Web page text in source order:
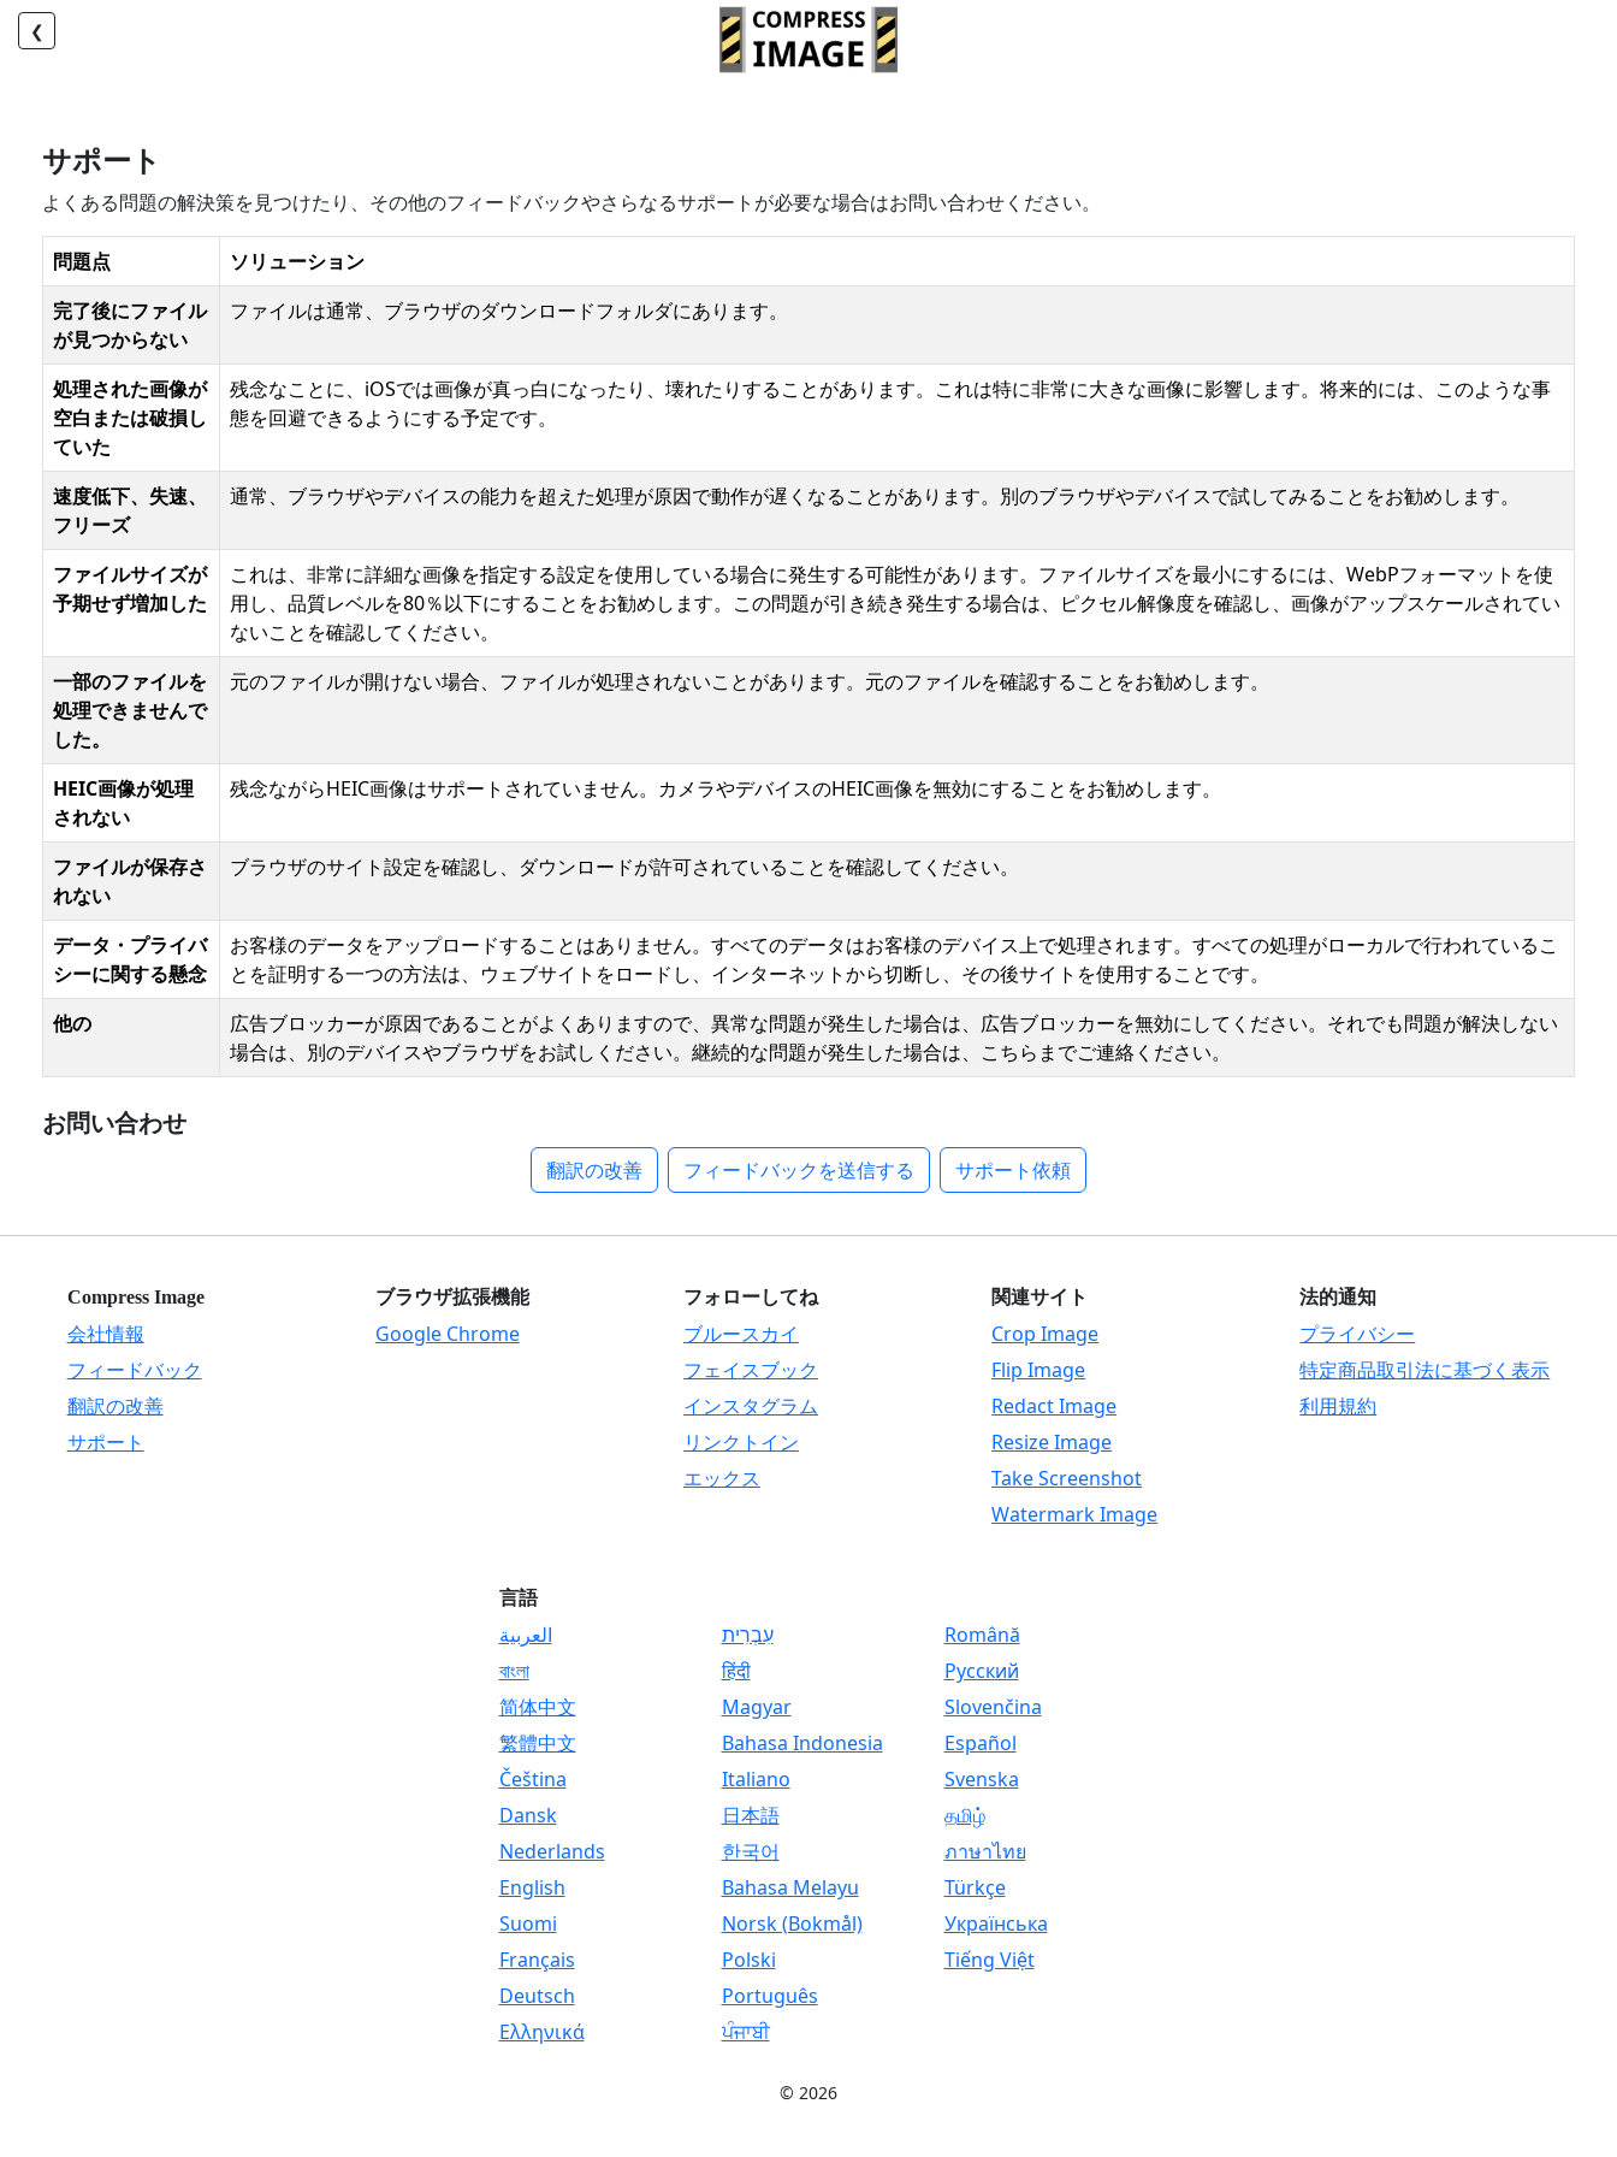
❮
サポート
よくある問題の解決策を見つけたり、その他のフィードバックやさらなるサポートが必要な場合はお問い合わせください。
問題点
ソリューション
完了後にファイル
が見つからない
ファイルは通常、ブラウザのダウンロードフォルダにあります。
処理された画像が
空白または破損し
ていた
残念なことに、iOSでは画像が真っ白になったり、壊れたりすることがあります。これは特に非常に大きな画像に影響します。将来的には、このような事
態を回避できるようにする予定です。
速度低下、失速、
フリーズ
通常、ブラウザやデバイスの能力を超えた処理が原因で動作が遅くなることがあります。別のブラウザやデバイスで試してみることをお勧めします。
ファイルサイズが
予期せず増加した
これは、非常に詳細な画像を指定する設定を使用している場合に発生する可能性があります。ファイルサイズを最小にするには、WebPフォーマットを使
用し、品質レベルを80％以下にすることをお勧めします。この問題が引き続き発生する場合は、ピクセル解像度を確認し、画像がアップスケールされてい
ないことを確認してください。
一部のファイルを
処理できませんで
した。
元のファイルが開けない場合、ファイルが処理されないことがあります。元のファイルを確認することをお勧めします。
HEIC画像が処理
されない
残念ながらHEIC画像はサポートされていません。カメラやデバイスのHEIC画像を無効にすることをお勧めします。
ファイルが保存さ
れない
ブラウザのサイト設定を確認し、ダウンロードが許可されていることを確認してください。
データ・プライバ
シーに関する懸念
お客様のデータをアップロードすることはありません。すべてのデータはお客様のデバイス上で処理されます。すべての処理がローカルで行われているこ
とを証明する一つの方法は、ウェブサイトをロードし、インターネットから切断し、その後サイトを使用することです。
他の
広告ブロッカーが原因であることがよくありますので、異常な問題が発生した場合は、広告ブロッカーを無効にしてください。それでも問題が解決しない
場合は、別のデバイスやブラウザをお試しください。継続的な問題が発生した場合は、こちらまでご連絡ください。
お問い合わせ
翻訳の改善
フィードバックを送信する サポート依頼
Compress Image
会社情報
フィードバック
翻訳の改善
サポート
ブラウザ拡張機能
Google Chrome
フォローしてね
ブルースカイ
フェイスブック
インスタグラム
リンクトイン
エックス
関連サイト
Crop Image
Flip Image
Redact Image
Resize Image
Take Screenshot
Watermark Image
法的通知
プライバシー
特定商品取引法に基づく表示
利用規約
言語
العربية
বাংলা
简体中文
繁體中文
Čeština
Dansk
Nederlands
English
Suomi
Français
Deutsch
Ελληνικά
עִבְרִית
हिंदी
Magyar
Bahasa Indonesia
Italiano
日本語
한국어
Bahasa Melayu
Norsk (Bokmål)
Polski
Português
ਪੰਜਾਬੀ
Română
Русский
Slovenčina
Español
Svenska
தமிழ்
ภาษาไทย
Türkçe
Українська
Tiếng Việt
© 2026